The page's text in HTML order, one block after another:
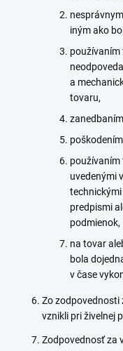
iným ako
používaním
a
tovaru,
používaním
uvedenými
predpismi
podmienok,
na tovar
bola
v čase
Zo zodpovednosti
vznikli pri živelnej
Zodpovednosť za